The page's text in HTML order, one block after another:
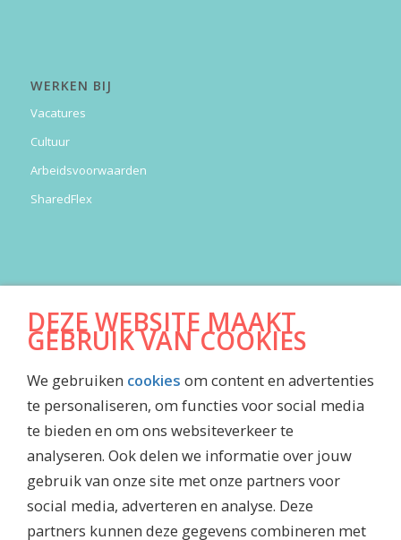
DEZE WEBSITE MAAKT
GEBRUIK VAN COOKIES
We gebruiken cookies om content en advertenties
te personaliseren, om functies voor social media
te bieden en om ons websiteverkeer te
analyseren. Ook delen we informatie over jouw
gebruik van onze site met onze partners voor
social media, adverteren en analyse. Deze
partners kunnen deze gegevens combineren met
WERKEN BIJ
Vacatures
Cultuur
Arbeidsvoorwaarden
SharedFlex
Algemene Voorwaarden
Inkoopvoorwaarden
Maatschappelijk jaarverslag
Jubileummagazine